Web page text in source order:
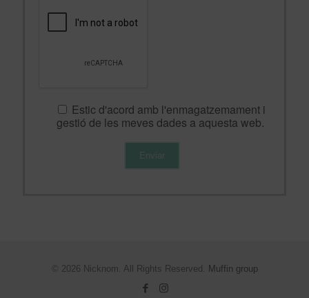
Estic d'acord amb l'enmagatzemament i
gestió de les meves dades a aquesta web.
© 2026 Nicknom. All Rights Reserved. Muffin group